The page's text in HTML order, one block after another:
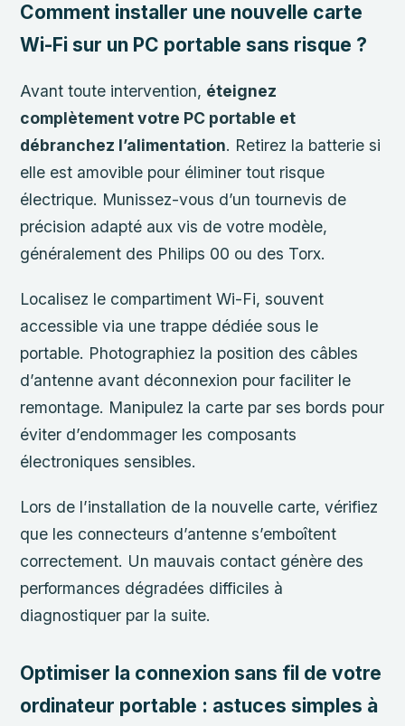
Comment installer une nouvelle carte
Wi-Fi sur un PC portable sans risque ?
Avant toute intervention, éteignez
complètement votre PC portable et
débranchez l’alimentation. Retirez la batterie si
elle est amovible pour éliminer tout risque
électrique. Munissez-vous d’un tournevis de
précision adapté aux vis de votre modèle,
généralement des Philips 00 ou des Torx.
Localisez le compartiment Wi-Fi, souvent
accessible via une trappe dédiée sous le
portable. Photographiez la position des câbles
d’antenne avant déconnexion pour faciliter le
remontage. Manipulez la carte par ses bords pour
éviter d’endommager les composants
électroniques sensibles.
Lors de l’installation de la nouvelle carte, vérifiez
que les connecteurs d’antenne s’emboîtent
correctement. Un mauvais contact génère des
performances dégradées difficiles à
diagnostiquer par la suite.
Optimiser la connexion sans fil de votre
ordinateur portable : astuces simples à